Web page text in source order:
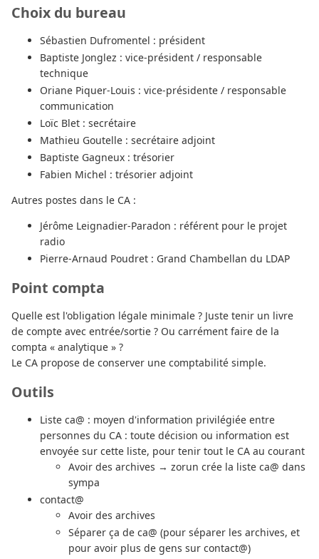
Choix du bureau
Sébastien Dufromentel : président
Baptiste Jonglez : vice-président / responsable
technique
Oriane Piquer-Louis : vice-présidente / responsable
communication
Loïc Blet : secrétaire
Mathieu Goutelle : secrétaire adjoint
Baptiste Gagneux : trésorier
Fabien Michel : trésorier adjoint
Autres postes dans le CA :
Jérôme Leignadier-Paradon : référent pour le projet
radio
Pierre-Arnaud Poudret : Grand Chambellan du LDAP
Point compta
Quelle est l'obligation légale minimale ? Juste tenir un livre
de compte avec entrée/sortie ? Ou carrément faire de la
compta « analytique » ?
Le CA propose de conserver une comptabilité simple.
Outils
Liste ca@ : moyen d'information privilégiée entre
personnes du CA : toute décision ou information est
envoyée sur cette liste, pour tenir tout le CA au courant
Avoir des archives → zorun crée la liste ca@ dans
sympa
contact@
Avoir des archives
Séparer ça de ca@ (pour séparer les archives, et
pour avoir plus de gens sur contact@)